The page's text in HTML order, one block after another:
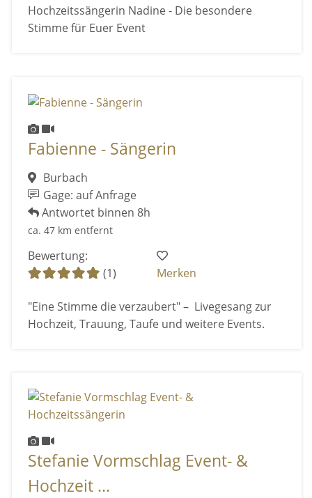
Hochzeitssängerin Nadine - Die besondere
Stimme für Euer Event
Fabienne - Sängerin
Burbach
Gage: auf Anfrage
Antwortet binnen 8h
ca. 47 km entfernt
Bewertung:
(1)
Merken
"Eine Stimme die verzaubert" – Livegesang zur
Hochzeit, Trauung, Taufe und weitere Events.
Stefanie Vormschlag Event- &
Hochzeit ...